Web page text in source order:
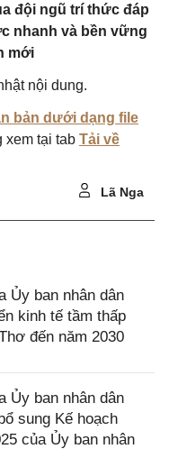
đội ngũ trí thức đáp
nhanh và bền vững
mới
nội dung.
bản dưới dạng file
xem tại tab Tải về
Lã Nga
Ủy ban nhân dân
kinh tế tầm thấp
đến năm 2030
Ủy ban nhân dân
sung Kế hoạch
của Ủy ban nhân